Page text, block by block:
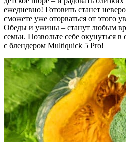
ежедневно! Готовить станет
сможете уже оторваться от этого
Обеды и ужины – станут любым
семьи. Позвольте себе окунуться
с блендером Multiquick 5 Pro!